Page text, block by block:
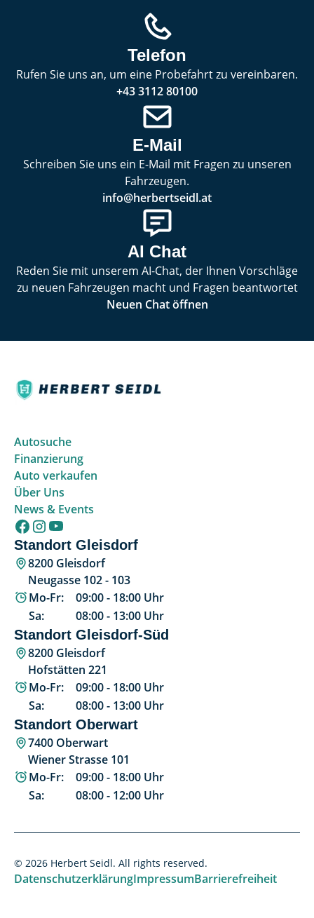
Telefon
Rufen Sie uns an, um eine Probefahrt zu vereinbaren.
+43 3112 80100
E-Mail
Schreiben Sie uns ein E-Mail mit Fragen zu unseren
Fahrzeugen.
info@herbertseidl.at
AI Chat
Reden Sie mit unserem AI-Chat, der Ihnen Vorschläge
zu neuen Fahrzeugen macht und Fragen beantwortet
Neuen Chat öffnen
Autosuche
Finanzierung
Auto verkaufen
Über Uns
News & Events
Standort Gleisdorf
8200 Gleisdorf
Neugasse 102 - 103
Mo-Fr:
09:00- 18:00 Uhr
Sa:
08:00- 13:00 Uhr
Standort Gleisdorf-Süd
8200 Gleisdorf
Hofstätten 221
Mo-Fr:
09:00- 18:00 Uhr
Sa:
08:00- 13:00 Uhr
Standort Oberwart
7400 Oberwart
Wiener Strasse 101
Mo-Fr:
09:00- 18:00 Uhr
Sa:
08:00- 12:00 Uhr
© 2026 Herbert Seidl. All rights reserved.
DatenschutzerklärungImpressumBarrierefreiheit